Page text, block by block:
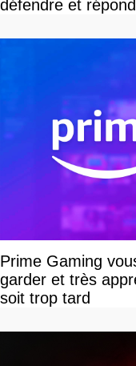
défendre et
Prime Gaming
garder et très
soit trop tard